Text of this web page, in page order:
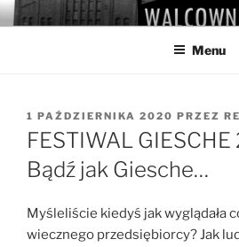
Przejdź
do
WALCOWNIA
Muzeum Hutnictwa Cynku
Menu
OPUBLIKOWANE
W
1 PAŹDZIERNIKA 2020 PRZEZ
FESTIWAL
Bądź jak Giesche…
Myśleliście kiedyś jak wyglądała
wiecznego przedsiębiorcy? Jak